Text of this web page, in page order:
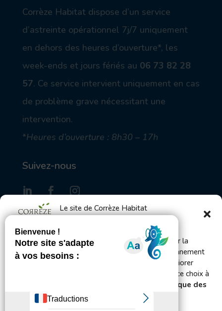
Le site de Corrèze Habitat
Bienvenue ! Ce site utilise des cookies pour mesurer la
fréquentation du site afin d’en améliorer le fonctionnement
et l’administration et, avec votre accord, pour améliorer
votre expérience utilisateur. Vous pouvez changer ce choix à
Politique des
cookies et de confidentialité.
on
_a
ic
Corrèze Habitat dispose d’un service
d’astreinte opérationnel 7j/7 uniquement
en dehors des heures d’ouverture*, les
week-ends et jours fériés au 06 73 82 28
57. Ce service intervient uniquement en cas
de problème grave nécessitant une
intervention.
*Heures d’ouverture : 8h30 – 17h
Suivez-nous
S'inscrire à la Gazette des locataires